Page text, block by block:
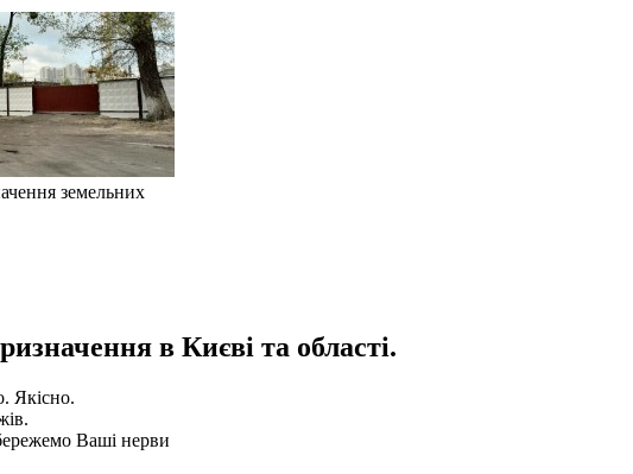
земельних
в Києві та області.
Якісно.
Ваші нерви